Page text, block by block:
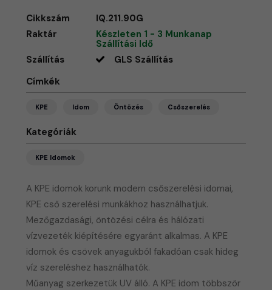
A KPE idomok korunk modern csőszerelési idomai,
KPE cső szerelési munkákhoz használhatjuk.
Mezőgazdasági, öntözési célra és hálózati
vízvezeték kiépítésére egyaránt alkalmas. A KPE
idomok és csövek anyagukból fakadóan csak hideg
víz szereléshez használhatók.
Műanyag szerkezetük UV álló. A KPE idom többször
Cikkszám
IQ.211.90G
Raktár
Készleten 1 - 3 Munkanap
Szállítási Idő
Szállítás
GLS Szállítás
Címkék
KPE Idom Öntözés Csőszerelés
Kategóriák
KPE Idomok